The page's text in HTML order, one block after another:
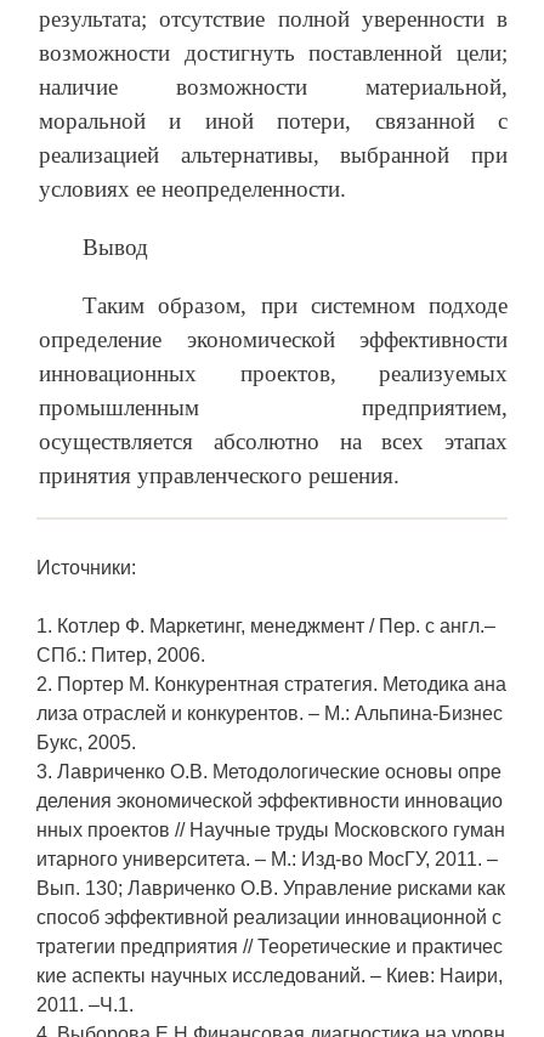
результата; отсутствие полной уверенности в
возможности достигнуть поставленной цели;
наличие возможности материальной,
моральной и иной потери, связанной с
реализацией альтернативы, выбранной при
условиях ее неопределенности.
Вывод
Таким образом, при системном подходе
определение экономической эффективности
инновационных проектов, реализуемых
промышленным предприятием,
осуществляется абсолютно на всех этапах
принятия управленческого решения.
Источники:
1. Котлер Ф. Маркетинг, менеджмент / Пер. с англ.–
СПб.: Питер, 2006.
2. Портер М. Конкурентная стратегия. Методика ана
лиза отраслей и конкурентов. – М.: Альпина-Бизнес
Букс, 2005.
3. Лавриченко О.В. Методологические основы опре
деления экономической эффективности инновацио
нных проектов // Научные труды Московского гуман
итарного университета. – М.: Изд-во МосГУ, 2011. –
Вып. 130; Лавриченко О.В. Управление рисками как
способ эффективной реализации инновационной с
тратегии предприятия // Теоретические и практичес
кие аспекты научных исследований. – Киев: Наири,
2011. –Ч.1.